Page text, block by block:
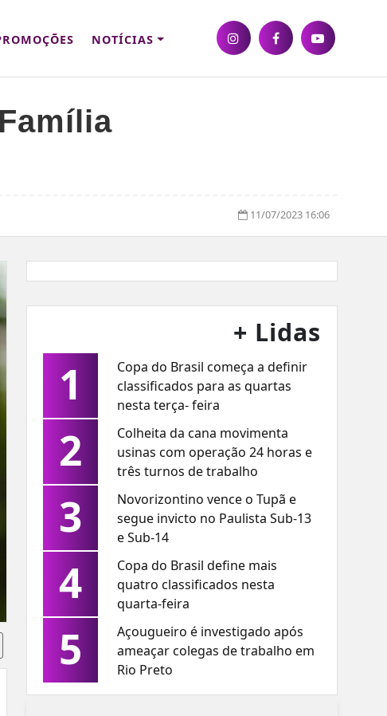
NOTÍCIAS
11/07/2023 16:06
+ Lidas
1
Copa do Brasil começa a definir
classificados para as quartas
nesta terça- feira
2
Colheita da cana movimenta
usinas com operação 24 horas e
três turnos de trabalho
3
Novorizontino vence o Tupã e
segue invicto no Paulista Sub-13
e Sub-14
4
Copa do Brasil define mais
quatro classificados nesta
quarta-feira
5
Açougueiro é investigado após
ameaçar colegas de trabalho em
Rio Preto